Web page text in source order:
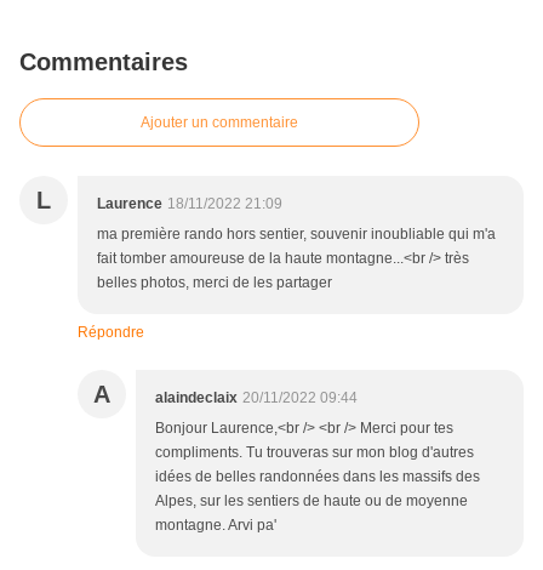
Commentaires
Ajouter un commentaire
L Laurence 18/11/2022 21:09
ma première rando hors sentier, souvenir inoubliable qui m'a
fait tomber amoureuse de la haute montagne...<br /> très
belles photos, merci de les partager
Répondre
A alaindeclaix 20/11/2022 09:44
Bonjour Laurence,<br /> <br /> Merci pour tes
compliments. Tu trouveras sur mon blog d'autres
idées de belles randonnées dans les massifs des
Alpes, sur les sentiers de haute ou de moyenne
montagne. Arvi pa'